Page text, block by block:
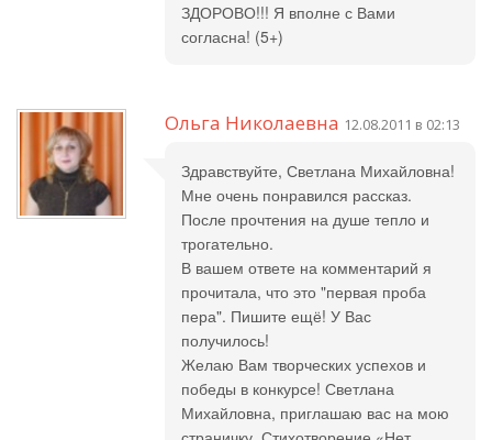
ЗДОРОВО!!! Я вполне с Вами
согласна! (5+)
Ольга Николаевна 12.08.2011 в 02:13
Здравствуйте, Светлана Михайловна!
Мне очень понравился рассказ.
После прочтения на душе тепло и
трогательно.
В вашем ответе на комментарий я
прочитала, что это "первая проба
пера". Пишите ещё! У Вас
получилось!
Желаю Вам творческих успехов и
победы в конкурсе! Светлана
Михайловна, приглашаю вас на мою